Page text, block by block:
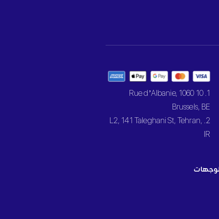
1. 10 Rue d’Albanie, 1060
Brussels, BE
2. L2, 141 Taleghani St, Tehran,
IR